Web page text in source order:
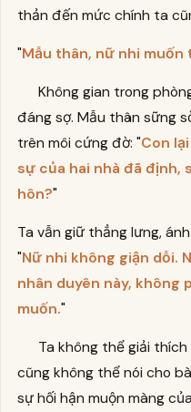
thản đến mức chính ta
"Mẫu thân, nữ nhi muốn
Không gian trong
đáng sợ. Mẫu thân sững
trên môi cứng đờ: "Con
sự của hai nhà đã
hôn?"
Ta vẫn giữ thẳng lưng,
"Nữ nhi không giận dỗi.
nhân duyên này, không
muốn."
Ta không thể giải
cũng không thể nói cho
sự hối hận muộn màng